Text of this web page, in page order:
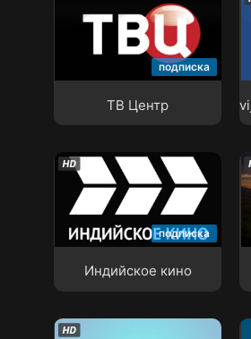
подписка
ТВ Центр
подписка
Индийское кино
Индийское кино